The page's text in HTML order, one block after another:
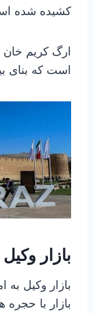
کشیده شده
ارگ کریم خان
است که بنای بیرونی 12 متر
بازار وکیل
بازار وکیل
بازار با